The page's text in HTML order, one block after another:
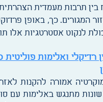
תרבות מעמדית
המגורים. כך, באופן
לנקוט אסטרטגיות אלו
רדיקלי ואלימות
אמורה להקנות